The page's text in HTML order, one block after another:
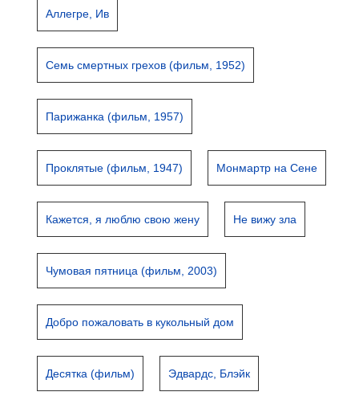
Аллегре, Ив
Семь смертных грехов (фильм, 1952)
Парижанка (фильм, 1957)
Проклятые (фильм, 1947) Монмартр на Сене
Кажется, я люблю свою жену Не вижу зла
Чумовая пятница (фильм, 2003)
Добро пожаловать в кукольный дом
Десятка (фильм) Эдвардс, Блэйк